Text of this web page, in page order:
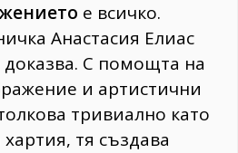
е всичко.
Анастасия Елиас
доказва. С помощта на
и артистични
тривиално като
тя създава